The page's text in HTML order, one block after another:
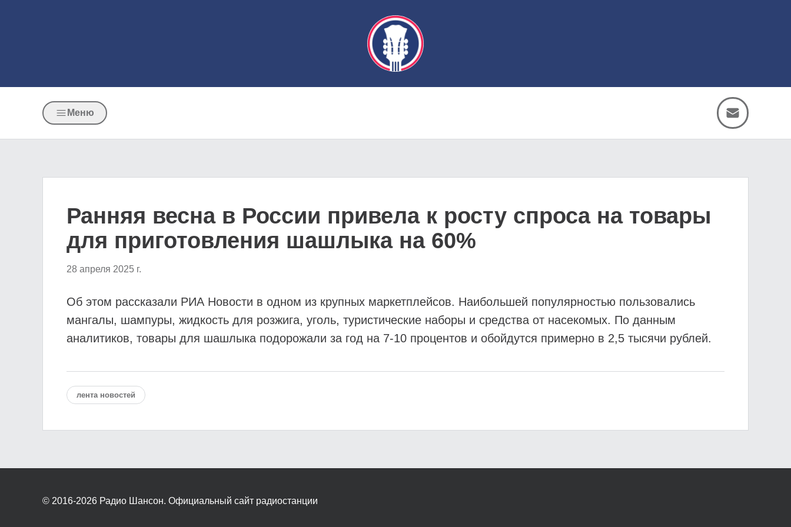
Меню
Ранняя весна в России привела к росту спроса на товары
для приготовления шашлыка на 60%
28 апреля 2025 г.
Об этом рассказали РИА Новости в одном из крупных маркетплейсов. Наибольшей популярностью пользовались
мангалы, шампуры, жидкость для розжига, уголь, туристические наборы и средства от насекомых. По данным
аналитиков, товары для шашлыка подорожали за год на 7-10 процентов и обойдутся примерно в 2,5 тысячи рублей.
лента новостей
© 2016-2026 Радио Шансон. Официальный сайт радиостанции